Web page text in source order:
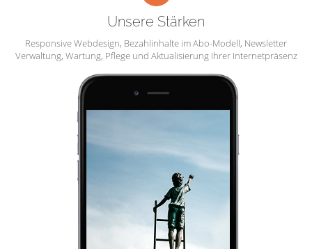
Unsere Stärken
Responsive Webdesign, Bezahlinhalte im Abo-Modell, Newsletter
Verwaltung, Wartung, Pflege und Aktualisierung Ihrer Internetpräsenz